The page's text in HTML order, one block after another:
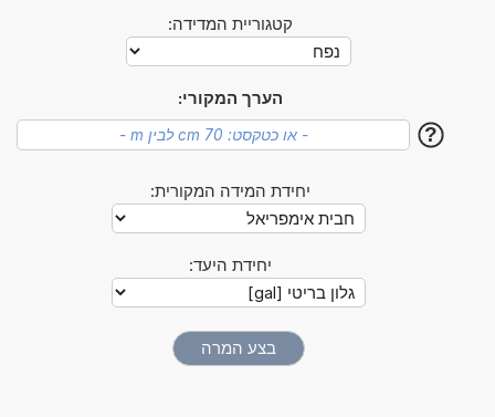
קטגוריית המדידה:
הערך המקורי:
?
יחידת המידה המקורית:
יחידת היעד: